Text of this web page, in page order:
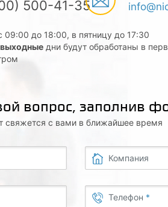
500-41-35
09:00 до 18:00, в пятницу до 17:30
выходныедни будут обработаны в
вопрос, заполнив
свяжется с вами в ближайшее время
Компания
Телефон *